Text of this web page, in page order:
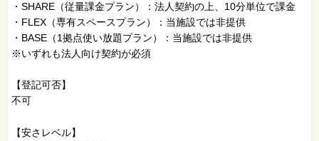
・SHARE（従量課金プラン）：法人契約の上、10分単位で課金
・FLEX（専有スペースプラン）：当施設では非提供
・BASE（1拠点使い放題プラン）：当施設では非提供
※いずれも法人向け契約が必須
【登記可否】
不可
【安さレベル】